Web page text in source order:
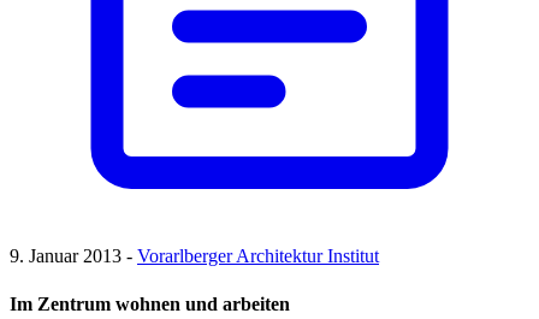
9. Januar 2013 - Vorarlberger Architektur Institut
Im Zentrum wohnen und arbeiten